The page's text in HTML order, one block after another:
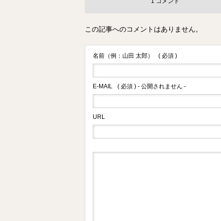
この記事へのコメントはありません。
名前（例：山田 太郎） ( 必須 )
E-MAIL ( 必須 ) - 公開されません -
URL